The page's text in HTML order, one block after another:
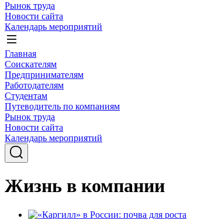
Рынок труда
Новости сайта
Календарь мероприятий
Главная
Соискателям
Предпринимателям
Работодателям
Студентам
Путеводитель по компаниям
Рынок труда
Новости сайта
Календарь мероприятий
Жизнь в компании